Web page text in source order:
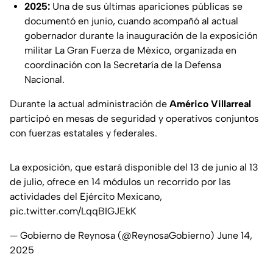
2025: Una de sus últimas apariciones públicas se
documentó en junio, cuando acompañó al actual
gobernador durante la inauguración de la exposición
militar La Gran Fuerza de México, organizada en
coordinación con la Secretaría de la Defensa
Nacional.
Durante la actual administración de Américo Villarreal
participó en mesas de seguridad y operativos conjuntos
con fuerzas estatales y federales.
La exposición, que estará disponible del 13 de junio al 13
de julio, ofrece en 14 módulos un recorrido por las
actividades del Ejército Mexicano,
pic.twitter.com/LqqBIGJEkK
— Gobierno de Reynosa (@ReynosaGobierno) June 14,
2025